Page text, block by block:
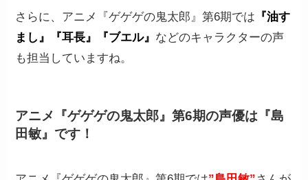
さらに、アニメ『ゲゲゲの鬼太郎』第6期では 『油す
まし』『耳長』『ブエル』 などのキャラクターの声
も担当していますね。
アニメ『ゲゲゲの鬼太郎』第6期の声優は『島
田敏』です！